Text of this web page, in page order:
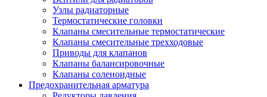
Узлы радиаторные
Термостатические головки
Клапаны смесительные термостатические
Клапаны смесительные трехходовые
Приводы для клапанов
Клапаны балансировочные
Клапаны соленоидные
Предохранительная арматура